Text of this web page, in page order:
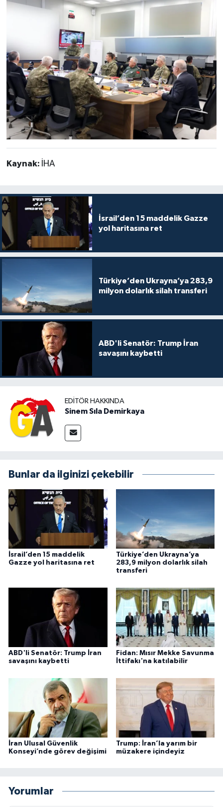
Kaynak: İHA
İsrail’den 15 maddelik Gazze
yol haritasına ret
Türkiye’den Ukrayna’ya 283,9
milyon dolarlık silah transferi
ABD'li Senatör: Trump İran
savaşını kaybetti
EDITÖR HAKKINDA
Sinem Sıla Demirkaya
Bunlar da ilginizi çekebilir
İsrail’den 15 maddelik
Gazze yol haritasına ret
Türkiye’den Ukrayna’ya
283,9 milyon dolarlık silah
transferi
ABD'li Senatör: Trump İran
savaşını kaybetti
Fidan: Mısır Mekke Savunma
İttifakı'na katılabilir
İran Ulusal Güvenlik
Konseyi’nde görev değişimi
Trump: İran’la yarım bir
müzakere içindeyiz
Yorumlar